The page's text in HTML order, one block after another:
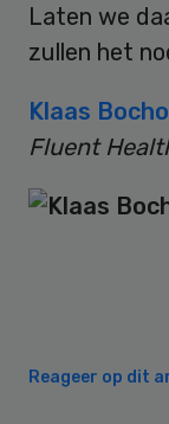
Laten we
zullen het
Klaas
Fluent
Reageer op dit